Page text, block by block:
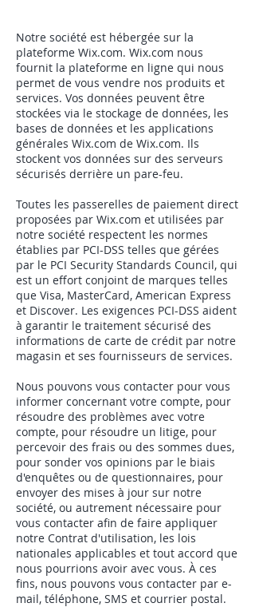
Notre société est hébergée sur la
plateforme Wix.com. Wix.com nous
fournit la plateforme en ligne qui nous
permet de vous vendre nos produits et
services. Vos données peuvent être
stockées via le stockage de données, les
bases de données et les applications
générales Wix.com de Wix.com. Ils
stockent vos données sur des serveurs
sécurisés derrière un pare-feu.
Toutes les passerelles de paiement direct
proposées par Wix.com et utilisées par
notre société respectent les normes
établies par PCI-DSS telles que gérées
par le PCI Security Standards Council, qui
est un effort conjoint de marques telles
que Visa, MasterCard, American Express
et Discover. Les exigences PCI-DSS aident
à garantir le traitement sécurisé des
informations de carte de crédit par notre
magasin et ses fournisseurs de services.
Nous pouvons vous contacter pour vous
informer concernant votre compte, pour
résoudre des problèmes avec votre
compte, pour résoudre un litige, pour
percevoir des frais ou des sommes dues,
pour sonder vos opinions par le biais
d'enquêtes ou de questionnaires, pour
envoyer des mises à jour sur notre
société, ou autrement nécessaire pour
vous contacter afin de faire appliquer
notre Contrat d'utilisation, les lois
nationales applicables et tout accord que
nous pourrions avoir avec vous. À ces
fins, nous pouvons vous contacter par e-
mail, téléphone, SMS et courrier postal.